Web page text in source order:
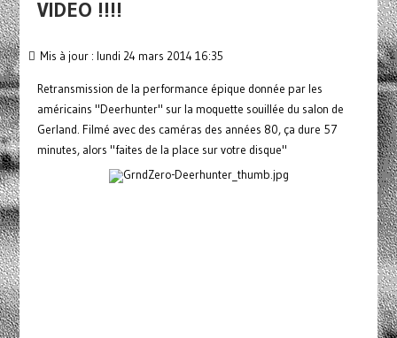
VIDEO !!!!
Mis à jour : lundi 24 mars 2014 16:35
Retransmission de la performance épique donnée par les
américains "Deerhunter" sur la moquette souillée du salon de
Gerland. Filmé avec des caméras des années 80, ça dure 57
minutes, alors "faites de la place sur votre disque"